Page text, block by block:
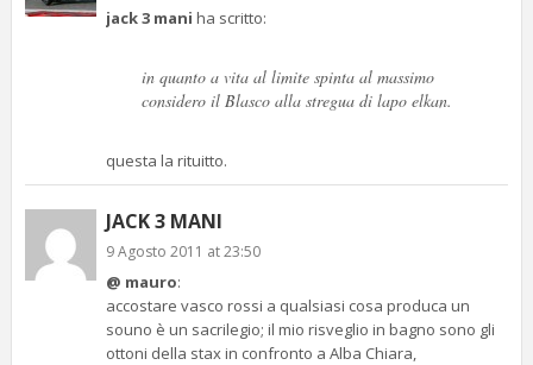
jack 3 mani ha scritto:
in quanto a vita al limite spinta al massimo
considero il Blasco alla stregua di lapo elkan.
questa la rituitto.
JACK 3 MANI
9 Agosto 2011 at 23:50
@ mauro:
accostare vasco rossi a qualsiasi cosa produca un
souno è un sacrilegio; il mio risveglio in bagno sono gli
ottoni della stax in confronto a Alba Chiara,